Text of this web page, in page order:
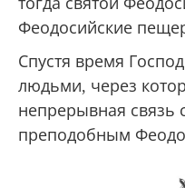
Феодосийские
Спустя время
людьми, через
непрерывная связь
преподобным